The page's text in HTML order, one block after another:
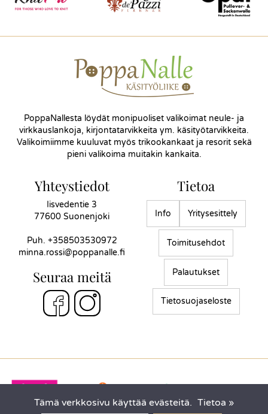
PoppaNallesta löydät monipuoliset valikoimat neule- ja
virkkauslankoja, kirjontatarvikkeita ym. käsityötarvikkeita.
Valikoimiimme kuuluvat myös trikookankaat ja resorit sekä
pieni valikoima muitakin kankaita.
Yhteystiedot
Iisvedentie 3
77600 Suonenjoki
Puh. +358503530972
minna.rossi@poppanalle.fi
Seuraa meitä
Tietoa
Info Yritysesittely
Toimitusehdot
Palautukset
Tietosuojaseloste
Tämä verkkosivu käyttää evästeitä. Tietoa »